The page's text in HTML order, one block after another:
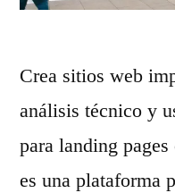
c
Crea sitios web
análisis técnico y
para landing
es una plataforma